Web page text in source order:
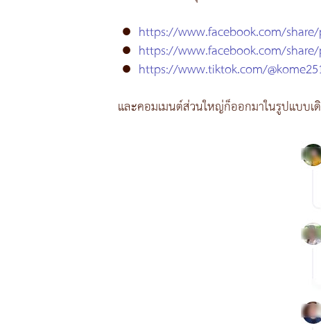
● https://www.facebook.com/
● https://www.facebook.com/share/
● https://www.tiktok.com/
และคอมเมนต์ส่วนใหญ่ก็ออกมาในรูปแบบเ